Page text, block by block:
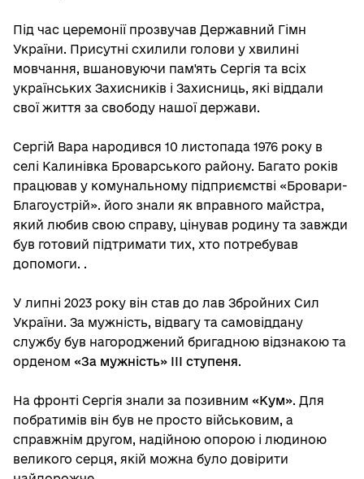
Під час церемонії прозвучав Державний Гімн
України. Присутні схилили голови у хвилині
мовчання, вшановуючи пам'ять Сергія та всіх
українських Захисників і Захисниць, які віддали
свої життя за свободу нашої держави.
Сергій Вара народився 10 листопада 1976 року в
селі Калинівка Броварського району. Багато років
працював у комунальному підприємстві «Бровари-
Благоустрій». його знали як вправного майстра,
який любив свою справу, цінував родину та завжди
був готовий підтримати тих, хто потребував
допомоги. .
У липні 2023 року він став до лав Збройних Сил
України. За мужність, відвагу та самовіддану
службу був нагороджений бригадною відзнакою та
орденом «За мужність» ІІІ ступеня.
На фронті Сергія знали за позивним «Кум». Для
побратимів він був не просто військовим, а
справжнім другом, надійною опорою і людиною
великого серця, якій можна було довірити